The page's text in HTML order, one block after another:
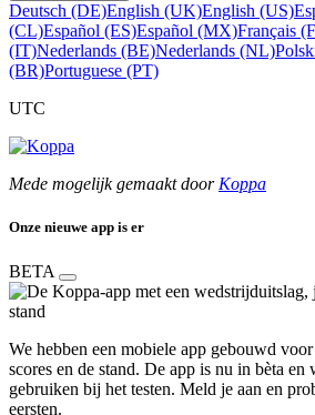
Deutsch (DE)English (UK)English (US)
(CL)Español (ES)Español (MX)Français
(IT)Nederlands (BE)Nederlands (NL)
(BR)Portuguese (PT)
UTC
Mede mogelijk gemaakt door Koppa
Onze nieuwe app is er
BETA
We hebben een mobiele app gebouwd
scores en de stand. De app is nu in bèta
gebruiken bij het testen. Meld je aan en
eersten.